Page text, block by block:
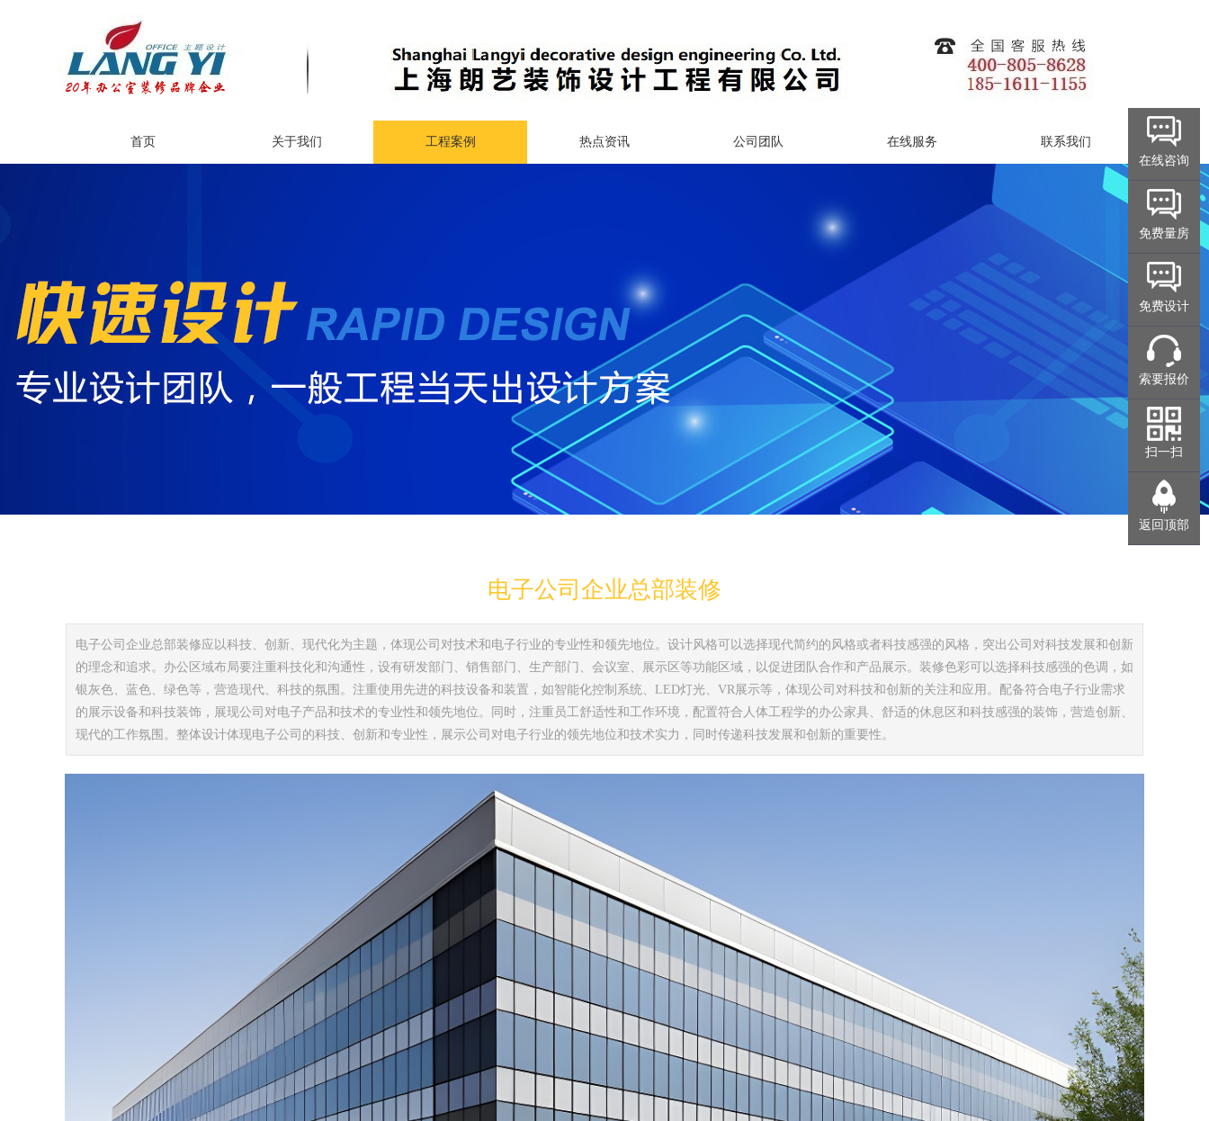
首页 关于我们 工程案例 热点资讯 公司团队 在线服务 联系我们
电子公司企业总部装修
电子公司企业总部装修应以科技、创新、现代化为主题，体现公司对技术和电子行业的专业性和领先地位。设计风格可以选择现代简约的风格或者科技感强的风格，突出公司对科技发展和创新
的理念和追求。办公区域布局要注重科技化和沟通性，设有研发部门、销售部门、生产部门、会议室、展示区等功能区域，以促进团队合作和产品展示。装修色彩可以选择科技感强的色调，如
银灰色、蓝色、绿色等，营造现代、科技的氛围。注重使用先进的科技设备和装置，如智能化控制系统、LED灯光、VR展示等，体现公司对科技和创新的关注和应用。配备符合电子行业需求
的展示设备和科技装饰，展现公司对电子产品和技术的专业性和领先地位。同时，注重员工舒适性和工作环境，配置符合人体工程学的办公家具、舒适的休息区和科技感强的装饰，营造创新、
现代的工作氛围。整体设计体现电子公司的科技、创新和专业性，展示公司对电子行业的领先地位和技术实力，同时传递科技发展和创新的重要性。
在线咨询
免费量房
免费设计
索要报价
扫一扫
返回顶部